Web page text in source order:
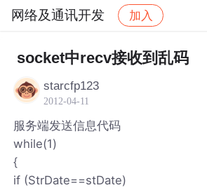
网络及通讯开发 加入
网络及通讯开发 帖子详情
socket中recv接收到乱码
starcfp123
2012-04-11
服务端发送信息代码
while(1)
{
if (StrDate==stDate)